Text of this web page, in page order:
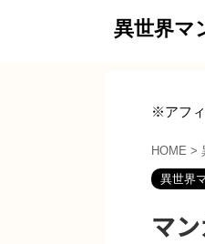
異世界マ
※アフ
HOME >
異世界
マ